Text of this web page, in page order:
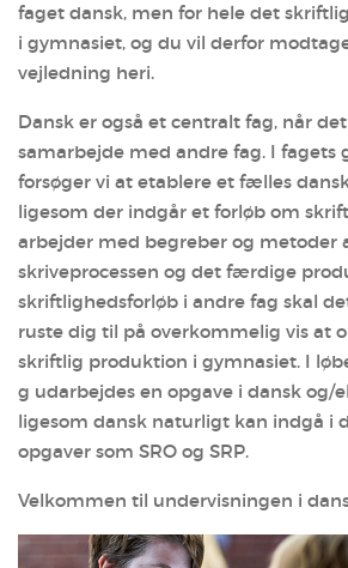
faget dansk, men for hele det
i gymnasiet, og du vil derfor
vejledning heri.
Dansk er også et centralt fag, når
samarbejde med andre fag. I fagets
forsøger vi at etablere et fælles
ligesom der indgår et forløb om
arbejder med begreber og metoder
skriveprocessen og det færdige
skriftlighedsforløb i andre fag skal
ruste dig til på overkommelig vis at
skriftlig produktion i gymnasiet. I
g udarbejdes en opgave i dansk og/
ligesom dansk naturligt kan indgå i
opgaver som SRO og SRP.
Velkommen til undervisningen i